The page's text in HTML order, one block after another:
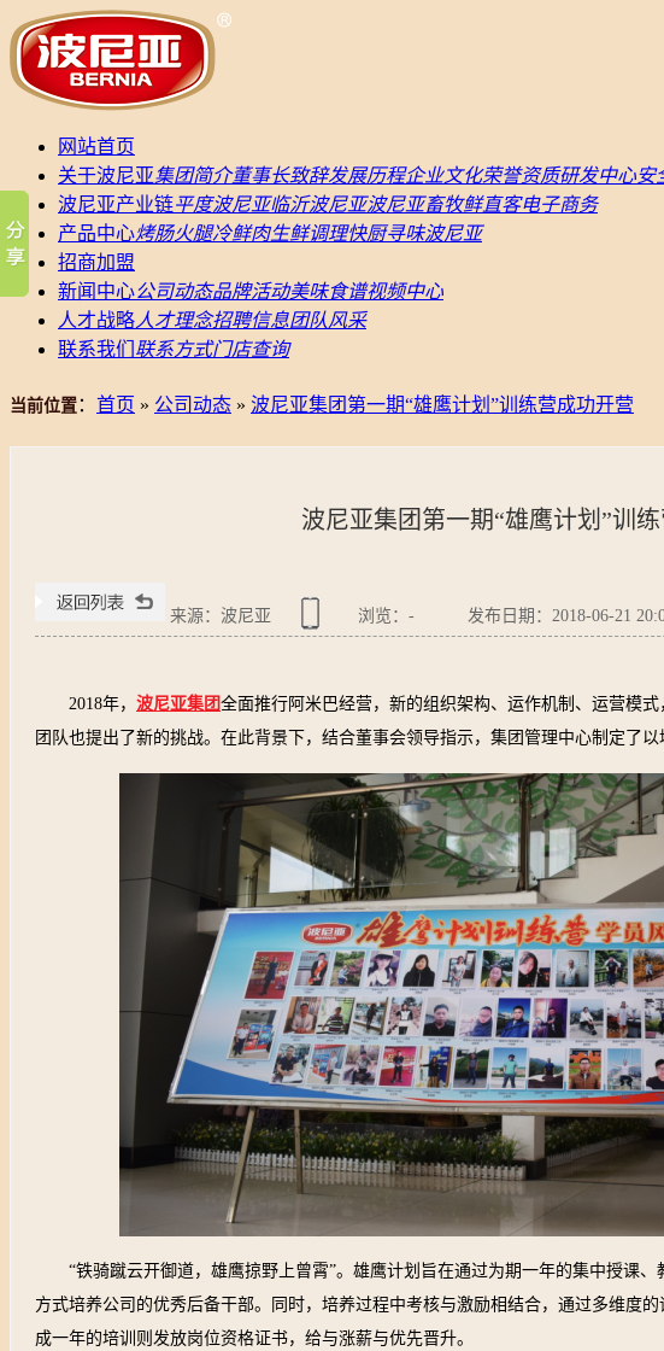
网站首页
关于波尼亚集团简介董事长致辞发展历程企业文化荣誉资质研发中心安
波尼亚产业链平度波尼亚临沂波尼亚波尼亚畜牧鲜直客电子商务
产品中心烤肠火腿冷鲜肉生鲜调理快厨寻味波尼亚
招商加盟
新闻中心公司动态品牌活动美味食谱视频中心
人才战略人才理念招聘信息团队风采
联系我们 联系方式门店查询
当前位置 ： 首页 » 公司动态 » 波尼亚集团第一期“雄鹰计划”训练营成功开营
波尼亚集团第一期“雄鹰计划”训
来源：波尼亚 浏览： - 发布日期：2018-06-21
2018年， 波尼亚集团全面推行阿米巴经营，新的组织架构、运作机制、运营模
团队也提出了新的挑战。在此背景下，结合董事会领导指示，集团管理中心制定了以
“铁骑蹴云开御道，雄鹰掠野上曾霄”。雄鹰计划旨在通过为期一年的集中授课
方式培养公司的优秀后备干部。
同时，培养过程中考核与激励相结合，通过多维度
成一年的培训则发放岗位资格证书，给与涨薪与优先晋升。